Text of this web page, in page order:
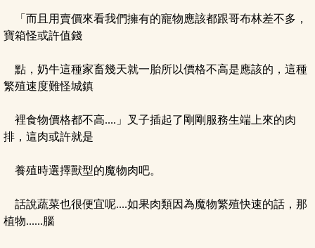
「而且用賣價來看我們擁有的寵物應該都跟哥布林差不多，
寶箱怪或許值錢
點，奶牛這種家畜幾天就一胎所以價格不高是應該的，這種
繁殖速度難怪城鎮
裡食物價格都不高....」叉子插起了剛剛服務生端上來的肉
排，這肉或許就是
養殖時選擇獸型的魔物肉吧。
話說蔬菜也很便宜呢....如果肉類因為魔物繁殖快速的話，那
植物......腦